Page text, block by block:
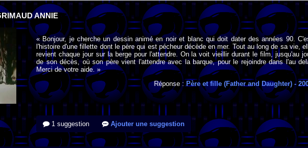
ANNIE
« Bonjour, je cherche un dessin animé en noir et blanc qui doit dater des années 90.
l'histoire d'une fillette dont le père qui est pécheur décède en mer. Tout au long de sa vie,
revient chaque jour sur la berge pour l'attendre. On la voit vieillir durant le film, jusqu'au
de son décès, où son père vient l'attendre avec la barque, pour le rejoindre dans l'au
Merci de votre aide. »
Réponse :Père et fille (Father and Daughter) -
1 suggestion Ajouter une suggestion